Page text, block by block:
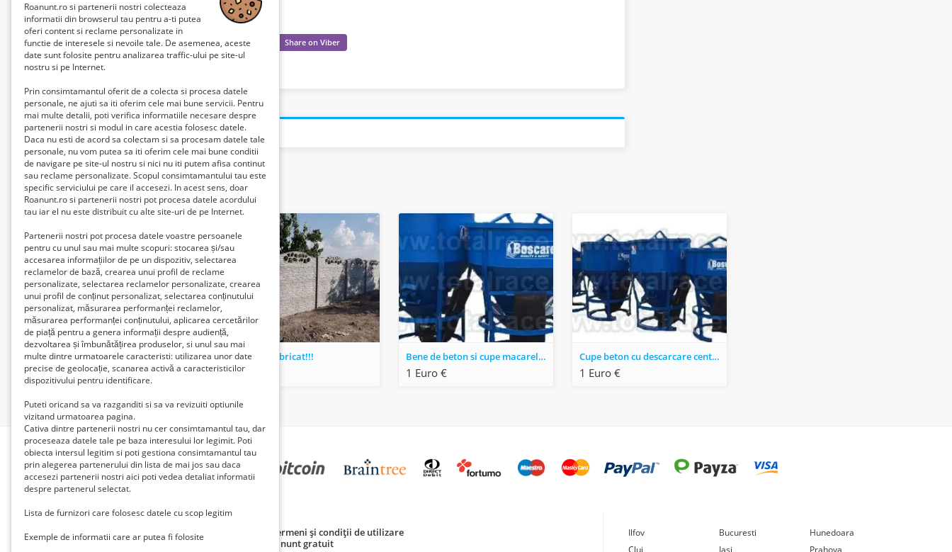
Related listings
Aparat de recuperare antispasmic MOTOmed Viva 1
4800 Lei
gard prefabricat!!!
130 Lei
Bene de beton si cupe macarele cu diferite capacitati pana la 2 mc
1 Euro €
Cupe beton cu descarcare centrala si laterala
1 Euro €
Roanunt.ro si partenerii nostri colecteaza
informatii din browserul tau pentru a-ti putea
oferi content si reclame personalizate in
functie de interesele si nevoile tale. De asemenea, aceste
date sunt folosite pentru analizarea traffic-ului pe site-ul
nostru si pe Internet.
Prin consimtamantul oferit de a colecta si procesa datele
personale, ne ajuti sa iti oferim cele mai bune servicii. Pentru
mai multe detalii, poti verifica informatiile necesare despre
partenerii nostri si modul in care acestia folosesc datele.
Daca nu esti de acord sa colectam si sa procesam datele tale
personale, nu vom putea sa iti oferim cele mai bune conditii
de navigare pe site-ul nostru si nici nu iti putem afisa continut
sau reclame personalizate. Scopul consimtamantului tau este
specific serviciului pe care il accesezi. In acest sens, doar
Roanunt.ro si partenerii nostri pot procesa datele acordului
tau iar el nu este distribuit cu alte site-uri de pe Internet.
Partenerii nostri pot procesa datele voastre persoanele
pentru cu unul sau mai multe scopuri: stocarea și/sau
accesarea informațiilor de pe un dispozitiv, selectarea
reclamelor de bază, crearea unui profil de reclame
personalizate, selectarea reclamelor personalizate, crearea
unui profil de conținut personalizat, selectarea conținutului
personalizat, măsurarea performanței reclamelor,
măsurarea performanței conținutului, aplicarea cercetărilor
de piață pentru a genera informații despre audiență,
dezvoltarea și îmbunătățirea produselor, si unul sau mai
multe dintre urmatoarele caracteristi: utilizarea unor date
precise de geolocație, scanarea activă a caracteristicilor
dispozitivului pentru identificare.
Puteti oricand sa va razganditi si sa va revizuiti optiunile
vizitand urmatoarea pagina.
Cativa dintre partenerii nostri nu cer consimtamantul tau, dar
proceseaza datele tale pe baza interesului lor legimit. Poti
obiecta intersul legitim si poti gestiona consimtamantul tau
prin alegerea partenerului din lista de mai jos sau daca
accesezi partenerii nostri aici poti vedea detaliat informatii
despre partenerul selectat.
Lista de furnizori care folosesc datele cu scop legitim
Exemple de informatii care ar putea fi folosite
PARTENERII NOȘTRI
Politică de confidențialitate Politica cookie
Termeni și condiții de utilizare
Principii de publicare anunț gratuit
Cum adaug anunt gratuit
Ilfov Bucuresti
Hunedoara
Cluj
Iasi Prahova